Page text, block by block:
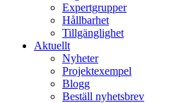
Expertgrupper
Hållbarhet
Tillgänglighet
Aktuellt
Nyheter
Projektexempel
Blogg
Beställ nyhetsbrev